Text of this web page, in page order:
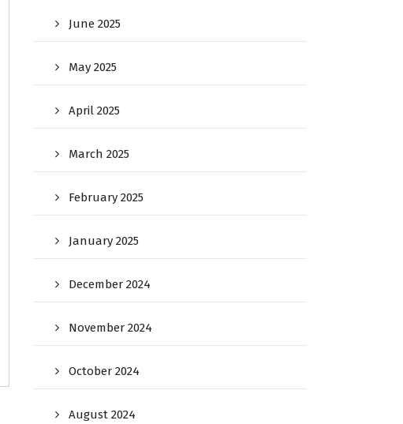
June 2025
May 2025
April 2025
March 2025
February 2025
January 2025
December 2024
November 2024
October 2024
August 2024